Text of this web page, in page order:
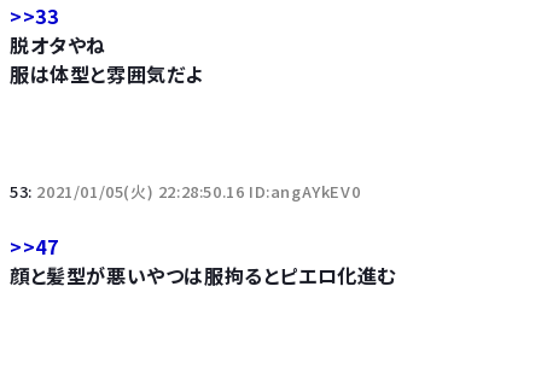
>>33
脱オタやね
服は体型と雰囲気だよ
53: 2021/01/05(火) 22:28:50.16 ID:angAYkEV0
>>47
顔と髪型が悪いやつは服拘るとピエロ化進む